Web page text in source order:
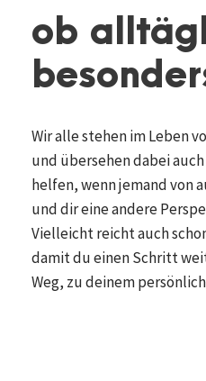
ob
Wir alle stehen im Leben
und übersehen dabei auch
helfen, wenn jemand von
und dir eine andere
Vielleicht reicht auch
damit du einen Schritt
Weg, zu deinem